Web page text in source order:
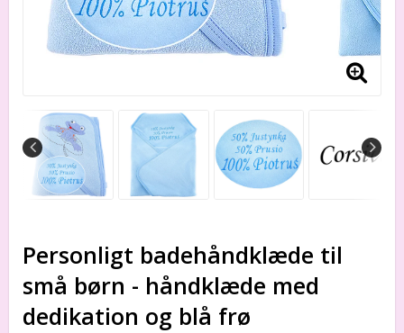
Personligt badehåndklæde til
små børn - håndklæde med
dedikation og blå frø